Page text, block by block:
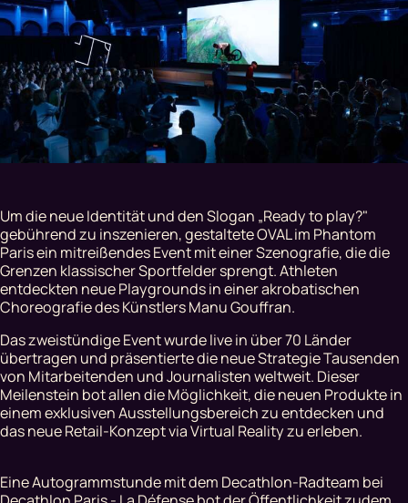
Um die neue Identität und den Slogan „Ready to play?"
gebührend zu inszenieren, gestaltete OVAL im Phantom
Paris ein mitreißendes Event mit einer Szenografie, die die
Grenzen klassischer Sportfelder sprengt. Athleten
entdeckten neue Playgrounds in einer akrobatischen
Choreografie des Künstlers Manu Gouffran.
Das zweistündige Event wurde live in über 70 Länder
übertragen und präsentierte die neue Strategie Tausenden
von Mitarbeitenden und Journalisten weltweit. Dieser
Meilenstein bot allen die Möglichkeit, die neuen Produkte in
einem exklusiven Ausstellungsbereich zu entdecken und
das neue Retail-Konzept via Virtual Reality zu erleben.
Eine Autogrammstunde mit dem Decathlon-Radteam bei